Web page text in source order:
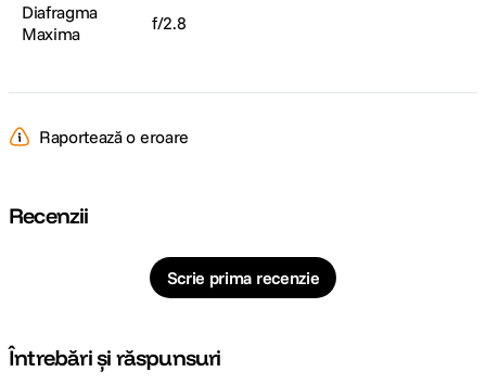
Diafragma
Maxima
f/2.8
Raportează o eroare
Recenzii
Scrie prima recenzie
Întrebări și răspunsuri